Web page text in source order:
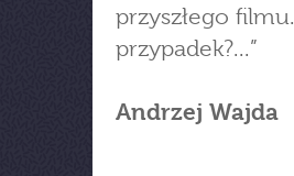
przyszłego
przypadek?...”
Andrzej Wajda